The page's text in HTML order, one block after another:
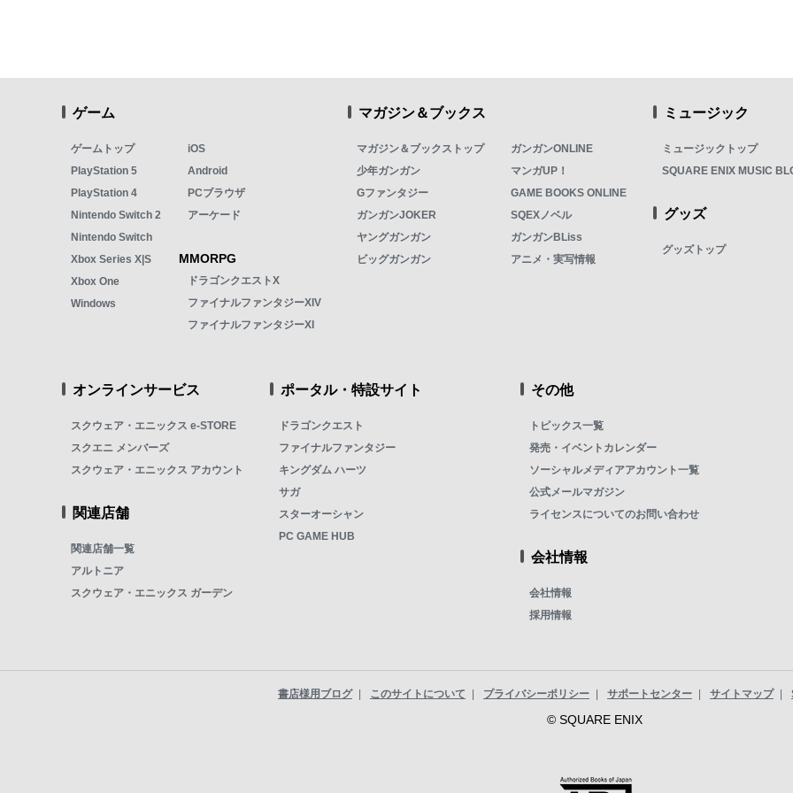
ゲーム
ゲームトップ
PlayStation 5
PlayStation 4
Nintendo Switch 2
Nintendo Switch
Xbox Series X|S
Xbox One
Windows
iOS
Android
PCブラウザ
アーケード
MMORPG
ドラゴンクエストX
ファイナルファンタジーXIV
ファイナルファンタジーXI
マガジン＆ブックス
マガジン＆ブックストップ
少年ガンガン
Gファンタジー
ガンガンJOKER
ヤングガンガン
ビッグガンガン
ガンガンONLINE
マンガUP！
GAME BOOKS ONLINE
SQEXノベル
ガンガンBLiss
アニメ・実写情報
ミュージック
ミュージックトップ
SQUARE ENIX MUSIC
グッズ
グッズトップ
オンラインサービス
スクウェア・エニックス e-STORE
スクエニ メンバーズ
スクウェア・エニックス アカウント
関連店舗
関連店舗一覧
アルトニア
スクウェア・エニックス ガーデン
ポータル・特設サイト
ドラゴンクエスト
ファイナルファンタジー
キングダム ハーツ
サガ
スターオーシャン
PC GAME HUB
その他
トピックス一覧
発売・イベントカレンダー
ソーシャルメディアアカウント一覧
公式メールマガジン
ライセンスについてのお問い合わせ
会社情報
会社情報
採用情報
書店様用ブログ このサイトについて プライバシーポリシー サポートセンター サイトマップ
© SQUARE ENIX